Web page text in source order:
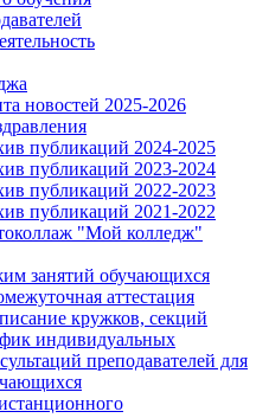
новостей 2025-2026
публикаций 2024-2025
публикаций 2023-2024
публикаций 2022-2023
публикаций 2021-2022
"Мой колледж"
занятий обучающихся
аттестация
кружков, секций
индивидуальных
преподавателей для